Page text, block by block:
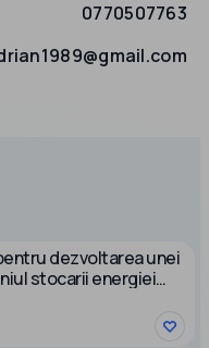
0770507763